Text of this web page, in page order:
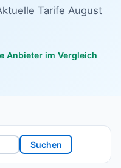
Tarife August
Anbieter im Vergleich
Suchen